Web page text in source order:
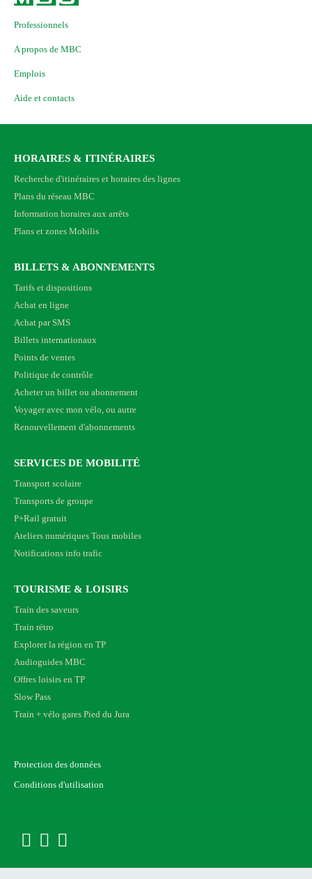
Professionnels
A propos de MBC
Emplois
Aide et contacts
HORAIRES & ITINÉRAIRES
Recherche d'itinéraires et horaires des lignes
Plans du réseau MBC
Information horaires aux arrêts
Plans et zones Mobilis
BILLETS & ABONNEMENTS
Tarifs et dispositions
Achat en ligne
Achat par SMS
Billets internationaux
Points de ventes
Politique de contrôle
Acheter un billet ou abonnement
Voyager avec mon vélo, ou autre
Renouvellement d'abonnements
SERVICES DE MOBILITÉ
Transport scolaire
Transports de groupe
P+Rail gratuit
Ateliers numériques Tous mobiles
Notifications info trafic
TOURISME & LOISIRS
Train des saveurs
Train rétro
Explorer la région en TP
Audioguides MBC
Offres loisirs en TP
Slow Pass
Train + vélo gares Pied du Jura
Protection des données
Conditions d'utilisation